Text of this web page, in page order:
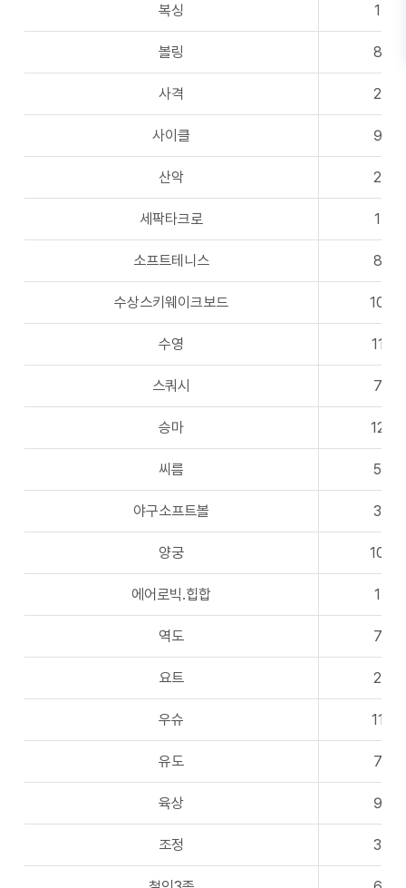
복싱 1
볼링 8
사격 2
사이클 9
산악 2
세팍타크로 1
소프트테니스 8
수상스키웨이크보드 10
수영 11
스쿼시 7
승마 12
씨름 5
야구소프트볼 3
양궁 10
에어로빅.힙합 1
역도 7
요트 2
우슈 11
유도 7
육상 9
조정 3